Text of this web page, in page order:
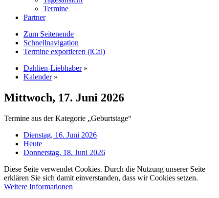
Termine
Partner
Zum Seitenende
Schnellnavigation
Termine exportieren (iCal)
Dahlien-Liebhaber »
Kalender »
Mittwoch, 17. Juni 2026
Termine aus der Kategorie „Geburtstage“
Dienstag, 16. Juni 2026
Heute
Donnerstag, 18. Juni 2026
Diese Seite verwendet Cookies. Durch die Nutzung unserer Seite
erklären Sie sich damit einverstanden, dass wir Cookies setzen.
Weitere Informationen